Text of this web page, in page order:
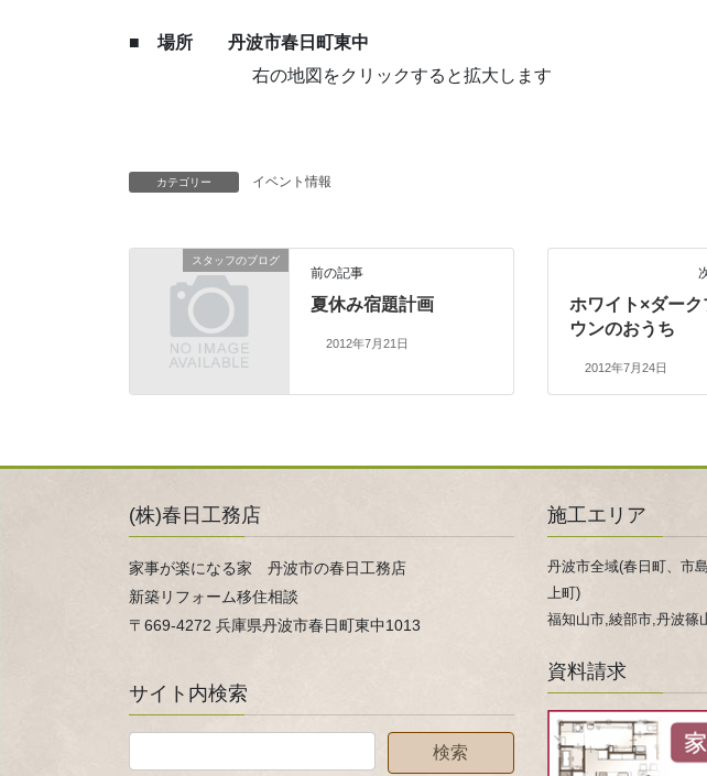
■ 場所 丹波市春日町東中
右の地図をクリックすると拡大します
カテゴリー イベント情報
スタッフのブログ
前の記事
夏休み宿題計画
2012年7月21日
ホワイト×ダーク
ウンのおうち
2012年7月24日
(株)春日工務店
家事が楽になる家 丹波市の春日工務店
新築リフォーム移住相談
〒669-4272 兵庫県丹波市春日町東中1013
サイト内検索
施工エリア
丹波市全域(春日町、市
上町)
福知山市,綾部市,丹波篠
資料請求